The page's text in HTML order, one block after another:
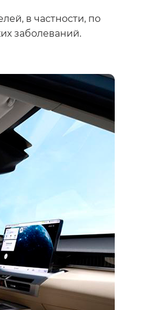
в частности, по
заболеваний.